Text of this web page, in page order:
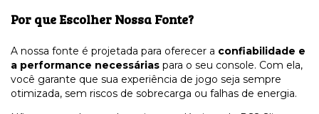
Por que Escolher Nossa Fonte?
A nossa fonte é projetada para oferecer a confiabilidade e
a performance necessárias para o seu console. Com ela,
você garante que sua experiência de jogo seja sempre
otimizada, sem riscos de sobrecarga ou falhas de energia.